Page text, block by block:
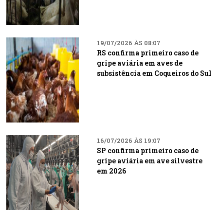
19/07/2026 ÀS 08:07
RS confirma primeiro caso de
gripe aviária em aves de
subsistência em Coqueiros do Sul
16/07/2026 ÀS 19:07
SP confirma primeiro caso de
gripe aviária em ave silvestre
em 2026